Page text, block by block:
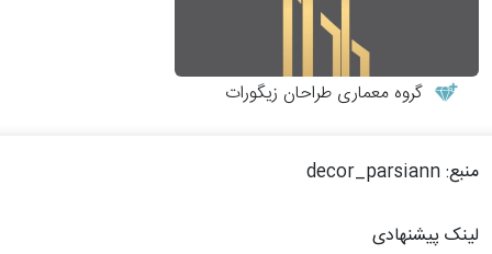
گروه معماری طراحان زیگورات
منبع: decor_parsiann
لینک پیشنهادی